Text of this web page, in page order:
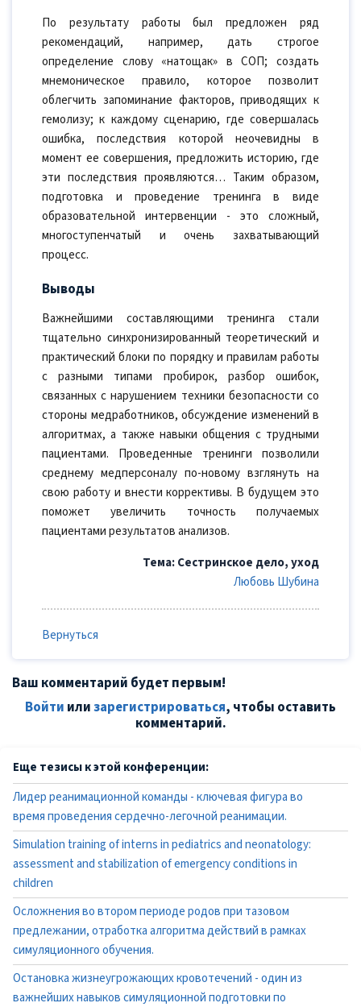
По результату работы был предложен ряд
рекомендаций, например, дать строгое
определение слову «натощак» в СОП; создать
мнемоническое правило, которое позволит
облегчить запоминание факторов, приводящих к
гемолизу; к каждому сценарию, где совершалась
ошибка, последствия которой неочевидны в
момент ее совершения, предложить историю, где
эти последствия проявляются… Таким образом,
подготовка и проведение тренинга в виде
образовательной интервенции - это сложный,
многоступенчатый и очень захватывающий
процесс.
Выводы
Важнейшими составляющими тренинга стали
тщательно синхронизированный теоретический и
практический блоки по порядку и правилам работы
с разными типами пробирок, разбор ошибок,
связанных с нарушением техники безопасности со
стороны медработников, обсуждение изменений в
алгоритмах, а также навыки общения с трудными
пациентами. Проведенные тренинги позволили
среднему медперсоналу по-новому взглянуть на
свою работу и внести коррективы. В будущем это
поможет увеличить точность получаемых
пациентами результатов анализов.
Тема: Сестринское дело, уход
Любовь Шубина
Вернуться
Ваш комментарий будет первым!
Войти илизарегистрироваться, чтобы оставить
комментарий.
Еще тезисы к этой конференции:
Лидер реанимационной команды - ключевая фигура во
время проведения сердечно-легочной реанимации.
Simulation training of interns in pediatrics and neonatology:
assessment and stabilization of emergency conditions in
children
Осложнения во втором периоде родов при тазовом
предлежании, отработка алгоритма действий в рамках
симуляционного обучения.
Остановка жизнеугрожающих кровотечений - один из
важнейших навыков симуляционной подготовки по